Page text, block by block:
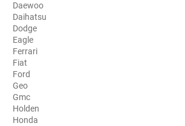
Renault
Seat
Skoda
Tesla
Toyota
Daewoo
Daihatsu
Dodge
Eagle
Ferrari
Fiat
Ford
Geo
Gmc
Holden
Honda